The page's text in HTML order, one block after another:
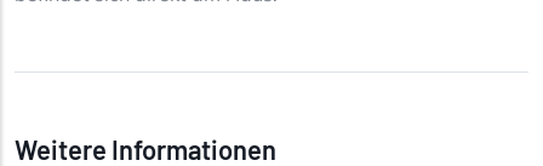
Weitere Informationen